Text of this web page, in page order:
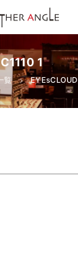
1
覧 EYEsCLOUD